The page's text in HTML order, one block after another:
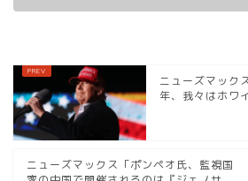
ニューズマック
年、我々はホワ
ニューズマックス「ポンペオ氏、監視国